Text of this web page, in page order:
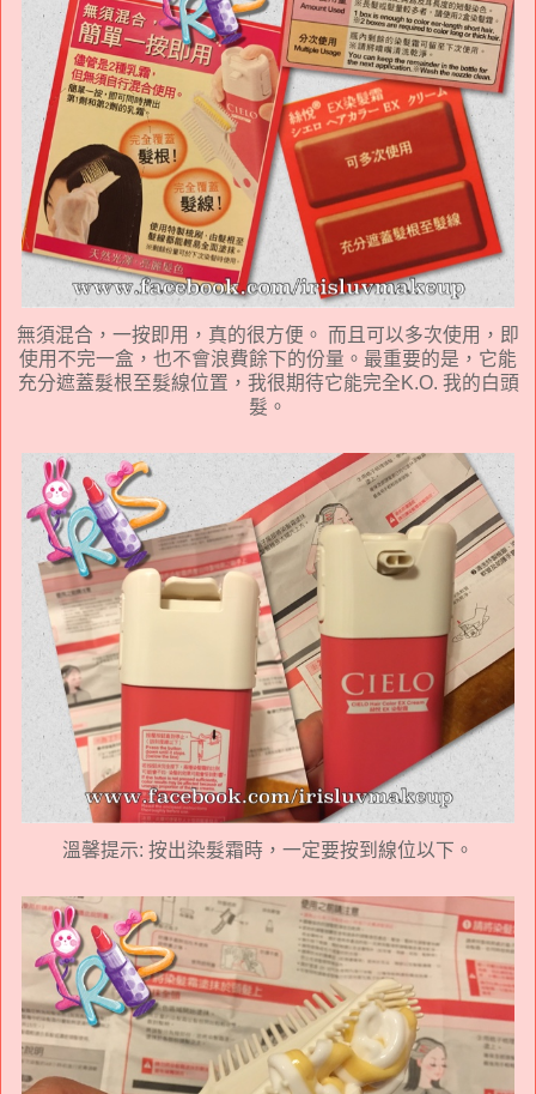
無須混合，一按即用，真的很方便。 而且可以多次使用，即
使用不完一盒，也不會浪費餘下的份量。最重要的是，它能
充分遮蓋髮根至髮線位置，我很期待它能完全K.O. 我的白頭
髮。
溫馨提示: 按出染髮霜時，一定要按到線位以下。